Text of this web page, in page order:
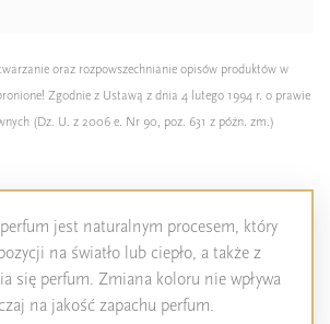
oraz rozpowszechnianie opisów produktów w
Zgodnie z Ustawą z dnia 4 lutego 1994 r. o prawie
(Dz. U. z 2006 e. Nr 90, poz. 631 z późn. zm.)
jest naturalnym procesem, który
na światło lub ciepło, a także z
się perfum. Zmiana koloru nie wpływa
na jakość zapachu perfum.